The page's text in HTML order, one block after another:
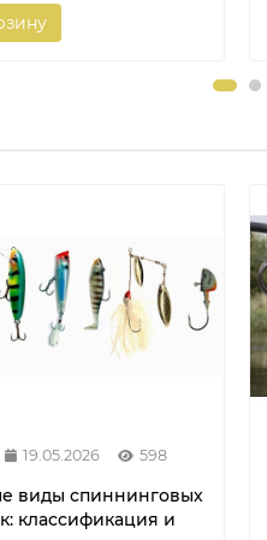
19.05.2026 598
виды спиннинговых
классификация и